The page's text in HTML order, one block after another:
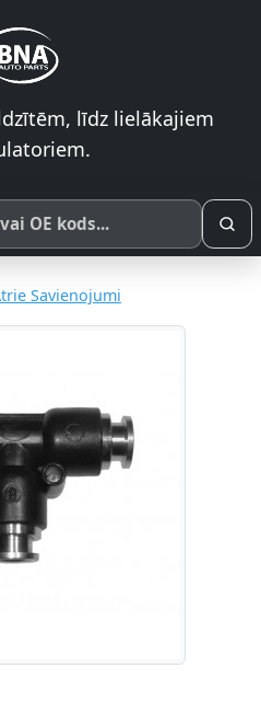
līdz lielākajiem
SKU vai OE koda
Savienojumi